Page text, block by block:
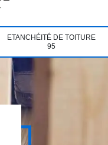
ETANCHÉITÉ DE TOITURE
95